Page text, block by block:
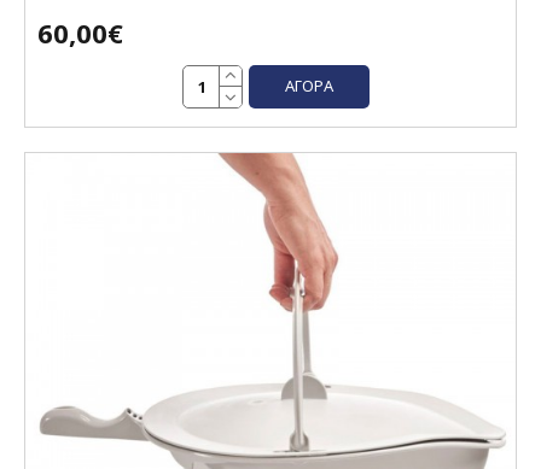
60,00€
ΑΓΟΡΆ